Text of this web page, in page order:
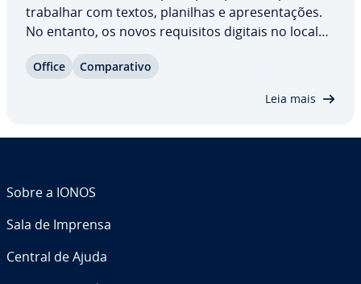
trabalhar com textos, planilhas e apre­sen­ta­ções.
No entanto, os novos re­qui­si­tos digitais no local
o 2021 são muito di­fe­ren­tes, es­pe­ci­al­mente
Office Com­pa­ra­tivo
Leia mais
Sobre a IONOS
Sala de Imprensa
Central de Ajuda